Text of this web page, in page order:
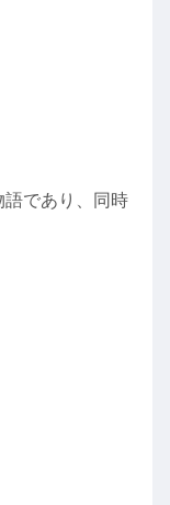
語であり、同時